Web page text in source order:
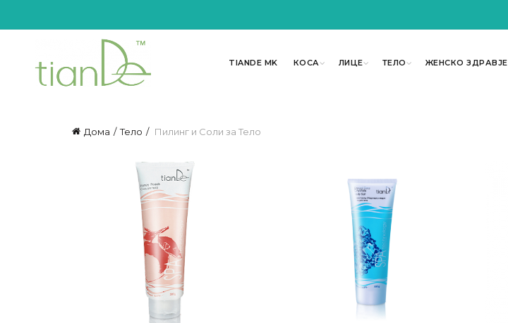
TIANDE MK КОСА ЛИЦЕ ТЕЛО ЖЕНСКО ЗДРАВЈЕ
Дома Тело Пилинг и Соли за Тело